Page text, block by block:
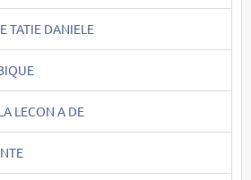
TATIE DANIELE
LECON A DE